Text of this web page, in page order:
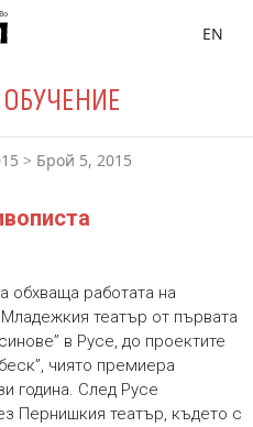
EN
> Брой 5, 2015
обхваща работата на
театър от първата
в Русе, до проектите
чиято премиера
година. След Русе
Пернишкия театър, където с